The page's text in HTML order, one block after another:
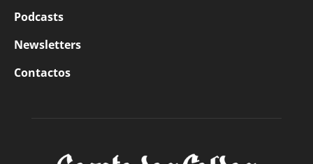
Podcasts
Newsletters
Contactos